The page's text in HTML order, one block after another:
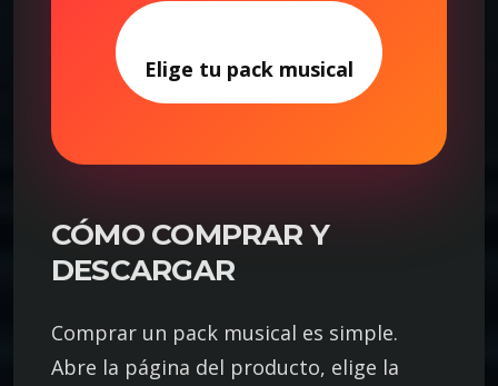
Elige tu pack musical
CÓMO COMPRAR Y
DESCARGAR
Comprar un pack musical es simple.
Abre la página del producto, elige la